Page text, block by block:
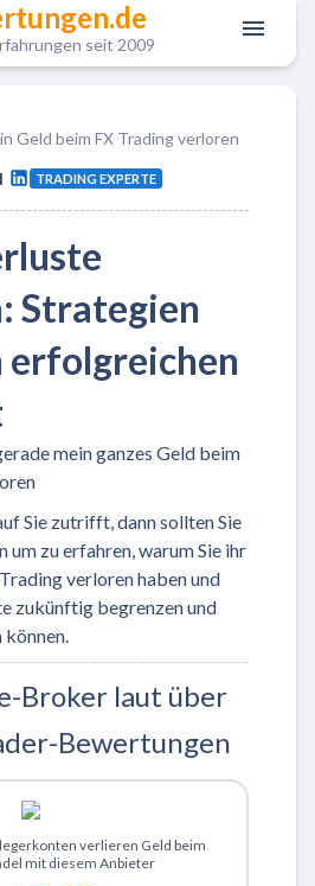
seit 2009
Geld beim FX Trading verloren
TRADING EXPERTE
Strategien
erfolgreichen
Sie zutrifft, dann sollten Sie
um zu erfahren, warum Sie ihr
verloren haben und
zukünftig begrenzen und
Broker laut über
Bewertungen
Zu XTBverlieren Geld beim
mit diesem Anbieter